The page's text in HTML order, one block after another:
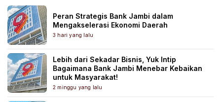
Peran Strategis Bank Jambi dalam
Mengakselerasi Ekonomi Daerah
3 hari yang lalu
Lebih dari Sekadar Bisnis, Yuk Intip
Bagaimana Bank Jambi Menebar Kebaikan
untuk Masyarakat!
2 minggu yang lalu